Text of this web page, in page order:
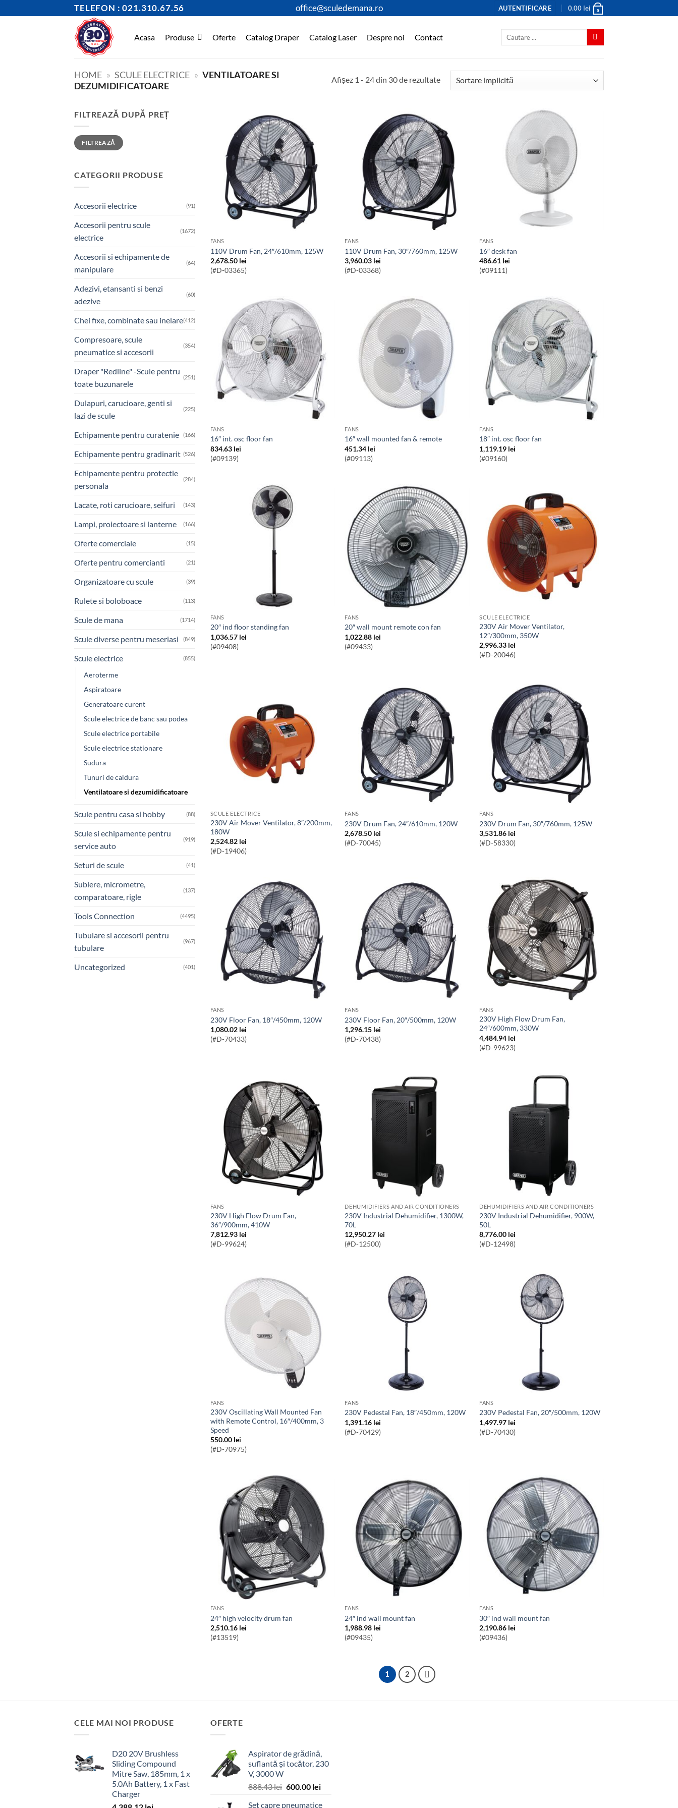
to
TELEFON : 021.310.67.56 office@sculedemana.ro AUTENTIFICARE 0.00 lei 0
Acasa Produse Oferte Catalog Draper Catalog Laser Despre noi Contact
HOME » SCULE ELECTRICE » VENTILATOARE SI
DEZUMIDIFICATOARE
Afișez 1 - 24 din 30 de rezultate
FILTREAZĂ DUPĂ PREȚ
Preț
minim
Preț
maxim
FILTREAZĂ
CATEGORII PRODUSE
Accesorii electrice (91)
Accesorii pentru scule
electrice
(1672)
Accesorii si echipamente de
manipulare
(64)
Adezivi, etansanti si benzi
adezive
(60)
Chei fixe, combinate sau inelare(412)
Compresoare, scule
pneumatice si accesorii
(354)
Draper "Redline" -Scule pentru
toate buzunarele
(251)
Dulapuri, carucioare, genti si
lazi de scule
(225)
Echipamente pentru curatenie (166)
Echipamente pentru gradinarit (526)
Echipamente pentru protectie
personala
(284)
Lacate, roti carucioare, seifuri (143)
Lampi, proiectoare si lanterne (166)
Oferte comerciale (15)
Oferte pentru comercianti (21)
Organizatoare cu scule (39)
Rulete si boloboace (113)
Scule de mana (1714)
Scule diverse pentru meseriasi (849)
Scule electrice (855)
Aeroterme
Aspiratoare
Generatoare curent
Scule electrice de banc sau podea
Scule electrice portabile
Scule electrice stationare
Sudura
Tunuri de caldura
Ventilatoare si dezumidificatoare
Scule pentru casa si hobby (88)
Scule si echipamente pentru
service auto
(919)
Seturi de scule (41)
Sublere, micrometre,
comparatoare, rigle
(137)
Tools Connection (4495)
Tubulare si accesorii pentru
tubulare
(967)
Uncategorized (401)
FANS
110V Drum Fan, 24″/610mm, 125W
2,678.50 lei
(#D-03365)
FANS
110V Drum Fan, 30″/760mm, 125W
3,960.03 lei
(#D-03368)
FANS
16″ desk fan
486.61 lei
(#09111)
FANS
16″ int. osc floor fan
834.63 lei
(#09139)
FANS
16″ wall mounted fan & remote
451.34 lei
(#09113)
FANS
18″ int. osc floor fan
1,119.19 lei
(#09160)
FANS
20″ ind floor standing fan
1,036.57 lei
(#09408)
FANS
20″ wall mount remote con fan
1,022.88 lei
(#09433)
SCULE ELECTRICE
230V Air Mover Ventilator,
12″/300mm, 350W
2,996.33 lei
(#D-20046)
SCULE ELECTRICE
230V Air Mover Ventilator, 8″/200mm,
180W
2,524.82 lei
(#D-19406)
FANS
230V Drum Fan, 24″/610mm, 120W
2,678.50 lei
(#D-70045)
FANS
230V Drum Fan, 30″/760mm, 125W
3,531.86 lei
(#D-58330)
FANS
230V Floor Fan, 18″/450mm, 120W
1,080.02 lei
(#D-70433)
FANS
230V Floor Fan, 20″/500mm, 120W
1,296.15 lei
(#D-70438)
FANS
230V High Flow Drum Fan,
24″/600mm, 330W
4,484.94 lei
(#D-99623)
FANS
230V High Flow Drum Fan,
36″/900mm, 410W
7,812.93 lei
(#D-99624)
DEHUMIDIFIERS AND AIR CONDITIONERS
230V Industrial Dehumidifier, 1300W,
70L
12,950.27 lei
(#D-12500)
DEHUMIDIFIERS AND AIR CONDITIONERS
230V Industrial Dehumidifier, 900W,
50L
8,776.00 lei
(#D-12498)
FANS
230V Oscillating Wall Mounted Fan
with Remote Control, 16″/400mm, 3
Speed
550.00 lei
(#D-70975)
FANS
230V Pedestal Fan, 18″/450mm, 120W
1,391.16 lei
(#D-70429)
FANS
230V Pedestal Fan, 20″/500mm, 120W
1,497.97 lei
(#D-70430)
FANS
24″ high velocity drum fan
2,510.16 lei
(#13519)
FANS
24″ ind wall mount fan
1,988.98 lei
(#09435)
FANS
30″ ind wall mount fan
2,190.86 lei
(#09436)
1 2
CELE MAI NOI PRODUSE
D20 20V Brushless
Sliding Compound
Mitre Saw, 185mm, 1 x
5.0Ah Battery, 1 x Fast
Charger
OFERTE
Aspirator de grădină,
suflantă și tocător, 230
V, 3000 W
888.43lei Prețul
600.00 leiPrețul
Set capre pneumatice